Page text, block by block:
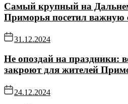
Самый крупный на
Приморья посетил важную
31.12.2024
Не опоздай на праздники:
закроют для жителей
24.12.2024